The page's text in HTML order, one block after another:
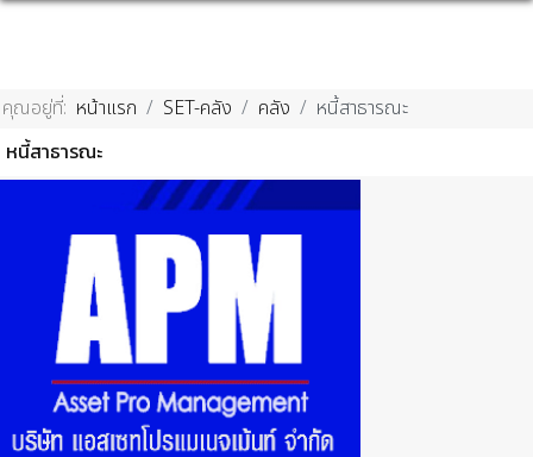
คุณอยู่ที่: หน้าแรก SET-คลัง คลัง
หนี้สาธารณะ
หนี้สาธารณะ